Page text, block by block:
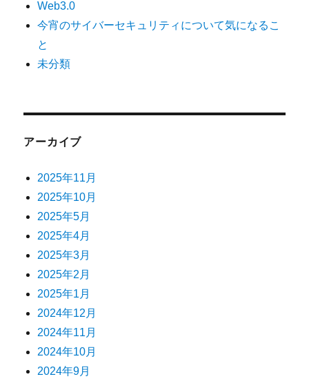
Web3.0
今宵のサイバーセキュリティについて気になるこ
と
未分類
アーカイブ
2025年11月
2025年10月
2025年5月
2025年4月
2025年3月
2025年2月
2025年1月
2024年12月
2024年11月
2024年10月
2024年9月